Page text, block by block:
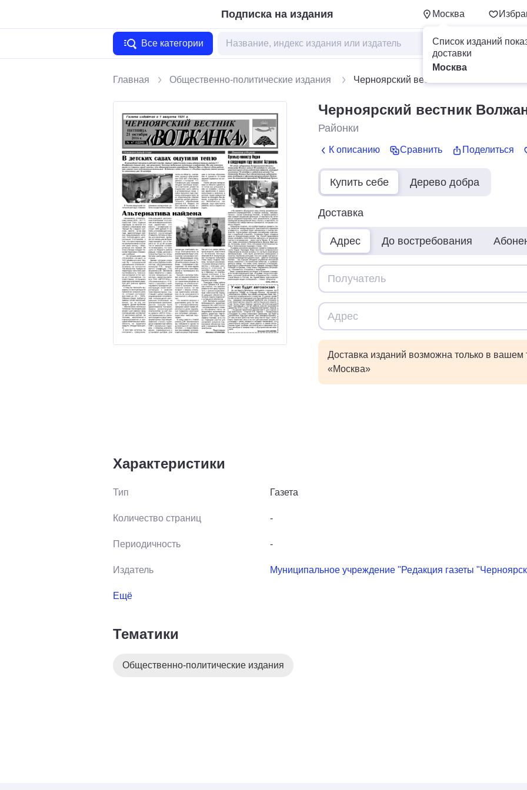
Подписка на издания Москва
Список изданий
доставки
Москва
Все категории
Главная Общественно-политические издания Черноярский вестник Волжанка
Черноярский вестник
Районки
К описанию Сравнить Поделиться
Купить себе Дерево добра
Доставка
Адрес До востребования
Доставка изданий возможна только в вашем
«Москва»
Характеристики
Тип Газета
Количество страниц -
Периодичность -
Издатель Муниципальное учреждение "Редакция газеты
Ещё
Тематики
Общественно-политические издания